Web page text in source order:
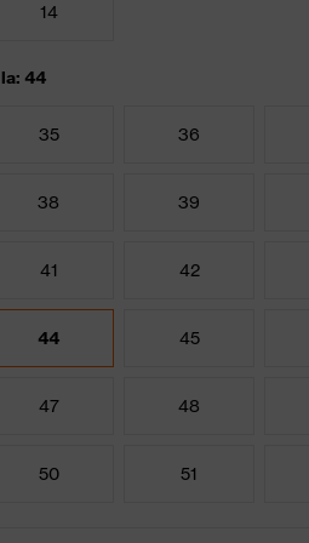
14
44
35 36
38 39
41 42
44 45
47 48
50 51